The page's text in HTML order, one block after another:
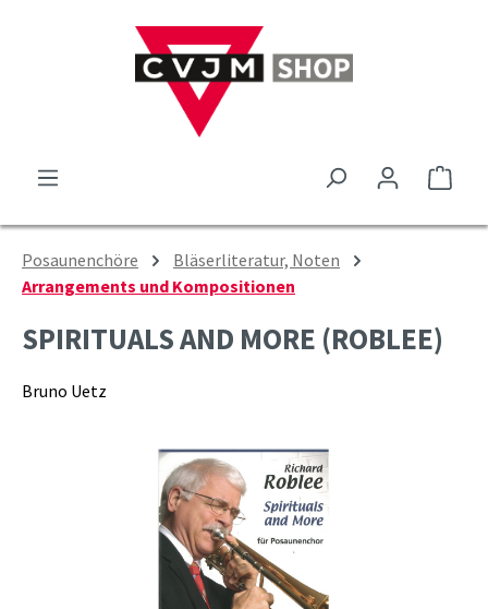
Zum Hauptinhalt springen
Posaunenchöre
Bläserliteratur, Noten
Arrangements und Kompositionen
SPIRITUALS AND MORE (ROBLEE)
Bruno Uetz
Bildergalerie überspringen